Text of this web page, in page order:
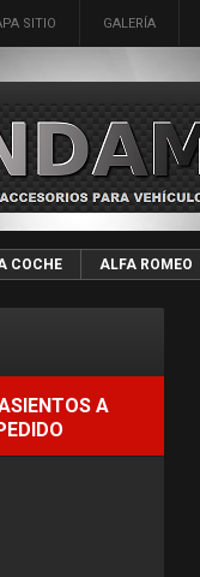
SITIO GALERÍA
COCHE ALFA ROMEO
A